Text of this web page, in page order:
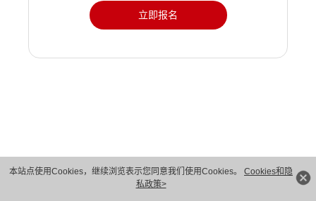
本站点使用Cookies，继续浏览表示您同意我们使用Cookies。 Cookies和隐
私政策>
立即报名
版权所有 © 华为技术有限公司 1998-2026。 保留一切权利。粤A2-20044005号
隐私保护
法律声明